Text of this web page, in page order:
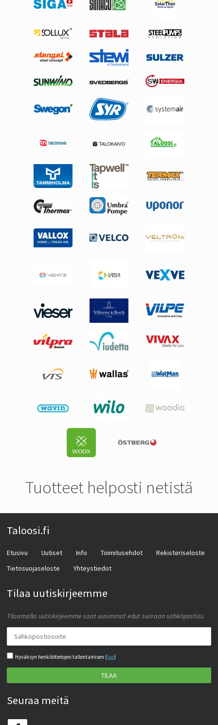
Tuotteet helposti netistä
Taloosi.fi
Etusivu Uutiset Info Toimitusehdot
Rekisteriseloste
Tietosuojaseloste
Yhteystiedot
Tilaa uutiskirjeemme
Tilaamalla uutiskirjeemme saat uusimmat edut suoraan sähköpostiisi.
Hyväksyn henkilötietojen tallentamisen (lue)
TILAA
Seuraa meitä